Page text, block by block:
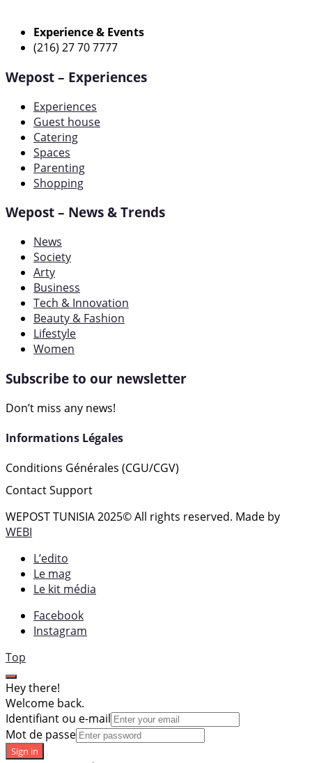
Experience & Events
(216) 27 70 7777
Wepost – Experiences
Experiences
Guest house
Catering
Spaces
Parenting
Shopping
Wepost – News & Trends
News
Society
Arty
Business
Tech & Innovation
Beauty & Fashion
Lifestyle
Women
Subscribe to our newsletter
Don’t miss any news!
Informations Légales
Conditions Générales (CGU/CGV)
Contact Support
WEPOST TUNISIA 2025© All rights reserved. Made by
WEBI
L’edito
Le mag
Le kit média
Facebook
Instagram
Top
Hey there!
Welcome back.
Identifiant ou e-mail
Mot de passe
Sign in